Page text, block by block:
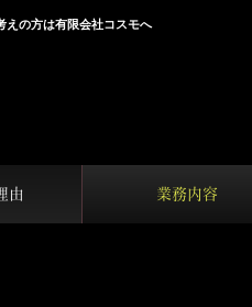
えの方は有限会社コスモへ
由 業務内容